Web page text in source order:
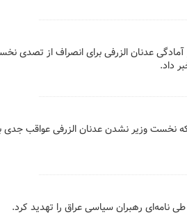
عدنان الزرفی برای انصراف از تصدی
داد.
که نخست وزیر نشدن عدنان الزرفی عواقب جدی
نامه‌ای رهبران سیاسی عراق را تهدید کرد.